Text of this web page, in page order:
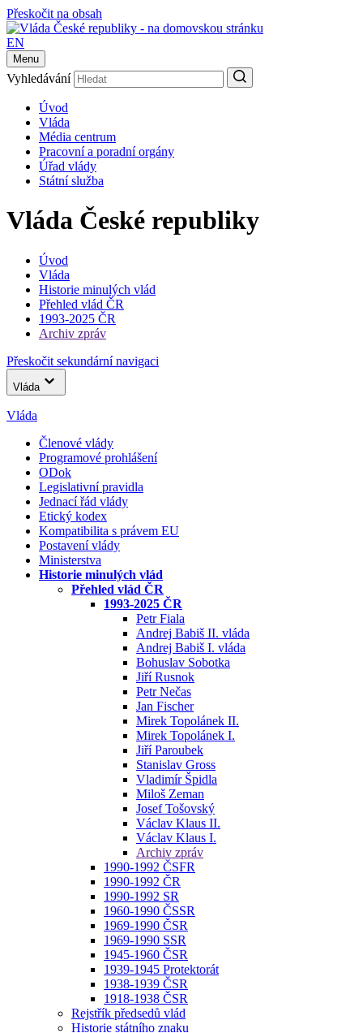
Přeskočit na obsah
EN
Menu
Vyhledávání
Úvod
Vláda
Média centrum
Pracovní a poradní orgány
Úřad vlády
Státní služba
Vláda České republiky
Úvod
Vláda
Historie minulých vlád
Přehled vlád ČR
1993-2025 ČR
Archiv zpráv
Přeskočit sekundární navigaci
Vláda
Vláda
Členové vlády
Programové prohlášení
ODok
Legislativní pravidla
Jednací řád vlády
Etický kodex
Kompatibilita s právem EU
Postavení vlády
Ministerstva
Historie minulých vlád
Přehled vlád ČR
1993-2025 ČR
Petr Fiala
Andrej Babiš II. vláda
Andrej Babiš I. vláda
Bohuslav Sobotka
Jiří Rusnok
Petr Nečas
Jan Fischer
Mirek Topolánek II.
Mirek Topolánek I.
Jiří Paroubek
Stanislav Gross
Vladimír Špidla
Miloš Zeman
Josef Tošovský
Václav Klaus II.
Václav Klaus I.
Archiv zpráv
1990-1992 ČSFR
1990-1992 ČR
1990-1992 SR
1960-1990 ČSSR
1969-1990 ČSR
1969-1990 SSR
1945-1960 ČSR
1939-1945 Protektorát
1938-1939 ČSR
1918-1938 ČSR
Rejstřík předsedů vlád
Historie státního znaku